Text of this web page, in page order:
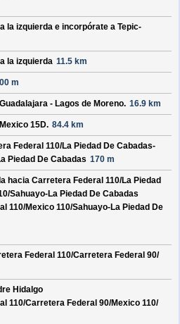
la izquierda e incorpórate a Tepic-
la izquierda 11.5 km
m
Guadalajara - Lagos de Moreno. 16.9 km
Mexico 15D. 84.4 km
Federal 110/La Piedad De Cabadas-
Piedad De Cabadas 170 m
hacia Carretera Federal 110/La Piedad
Sahuayo-La Piedad De Cabadas
110/Mexico 110/Sahuayo-La Piedad De
Federal 110/Carretera Federal 90/
Hidalgo
110/Carretera Federal 90/Mexico 110/